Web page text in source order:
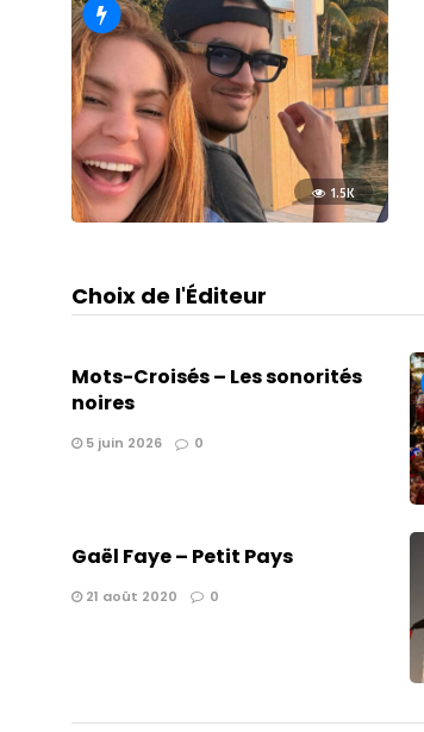
1.5K
Choix de l'Éditeur
Mots-Croisés – Les sonorités
noires
5 juin 2026 0
Gaël Faye – Petit Pays
21 août 2020 0